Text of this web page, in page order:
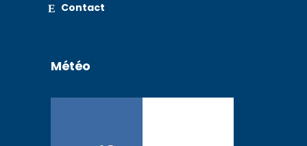
Contact
Météo